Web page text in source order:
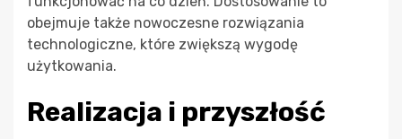
obejmuje także nowoczesne rozwiązania
technologiczne, które zwiększą wygodę
użytkowania.
Realizacja i przyszłość